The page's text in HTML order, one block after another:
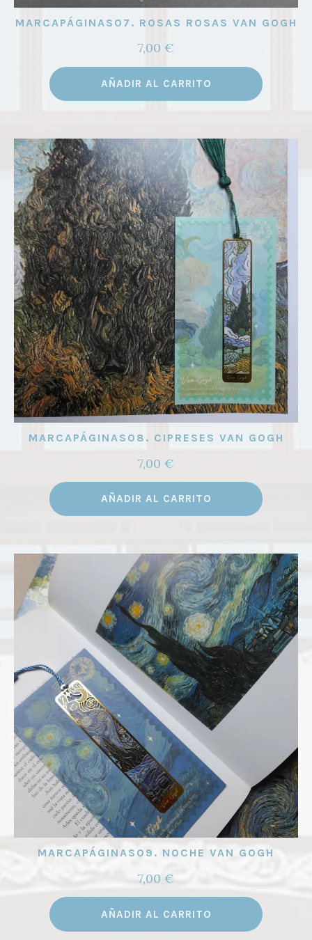
MARCAPÁGINAS07. ROSAS ROSAS VAN GOGH
7,00 €
AÑADIR AL CARRITO
MARCAPÁGINAS08. CIPRESES VAN GOGH
7,00 €
AÑADIR AL CARRITO
MARCAPÁGINAS09. NOCHE VAN GOGH
7,00 €
AÑADIR AL CARRITO